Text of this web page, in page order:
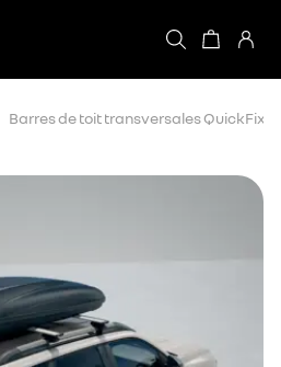
Barres de toit transversales QuickFix